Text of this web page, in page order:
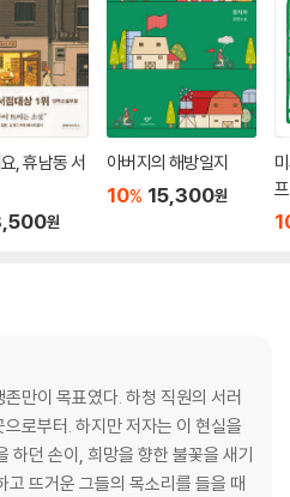
, 휴남동 서
원
아버지의 해방일지
10% 15,300원
프
만이 목표였다. 하청 직원의 서러
로부터. 하지만 저자는 이 현실을
하던 손이, 희망을 향한 불꽃을 새기
고 뜨거운 그들의 목소리를 들을 때